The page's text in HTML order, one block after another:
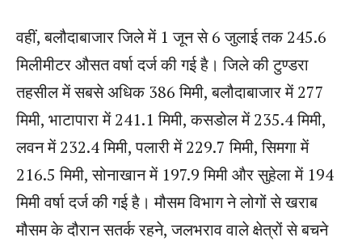
वहीं, बलौदाबाजार जिले में 1 जून से 6 जुलाई तक 245.6
मिलीमीटर औसत वर्षा दर्ज की गई है। जिले की टुण्डरा
तहसील में सबसे अधिक 386 मिमी, बलौदाबाजार में 277
मिमी, भाटापारा में 241.1 मिमी, कसडोल में 235.4 मिमी,
लवन में 232.4 मिमी, पलारी में 229.7 मिमी, सिमगा में
216.5 मिमी, सोनाखान में 197.9 मिमी और सुहेला में 194
मिमी वर्षा दर्ज की गई है। मौसम विभाग ने लोगों से खराब
मौसम के दौरान सतर्क रहने, जलभराव वाले क्षेत्रों से बचने